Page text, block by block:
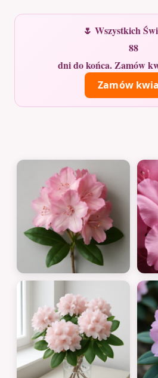
🌷 Wszystkich
88
dni do końca. Zamów
Zamów